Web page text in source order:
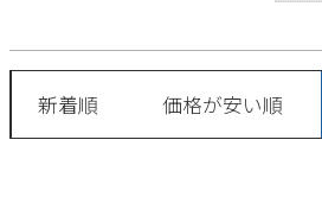
新着順 価格が安い順